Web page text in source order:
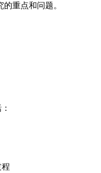
重点和问题。